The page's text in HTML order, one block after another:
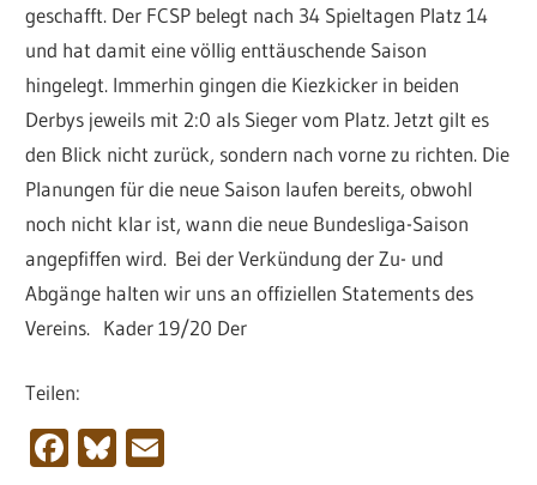
geschafft. Der FCSP belegt nach 34 Spieltagen Platz 14
und hat damit eine völlig enttäuschende Saison
hingelegt. Immerhin gingen die Kiezkicker in beiden
Derbys jeweils mit 2:0 als Sieger vom Platz. Jetzt gilt es
den Blick nicht zurück, sondern nach vorne zu richten. Die
Planungen für die neue Saison laufen bereits, obwohl
noch nicht klar ist, wann die neue Bundesliga-Saison
angepfiffen wird. Bei der Verkündung der Zu- und
Abgänge halten wir uns an offiziellen Statements des
Vereins. Kader 19/20 Der
Teilen:
Facebook
Bluesky